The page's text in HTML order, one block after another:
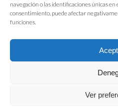
navegación o las identificaciones únicas
consentimiento, puede afectar
funciones.
Ver
FIAB Federación Española de